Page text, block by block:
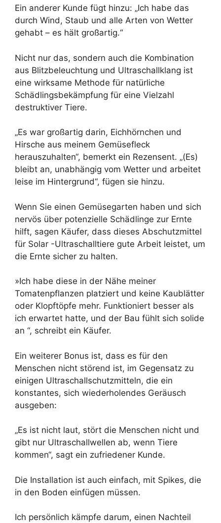
Ein anderer Kunde fügt hinzu: „Ich habe das
durch Wind, Staub und alle Arten von Wetter
gehabt – es hält großartig.“
Nicht nur das, sondern auch die Kombination
aus Blitzbeleuchtung und Ultraschallklang ist
eine wirksame Methode für natürliche
Schädlingsbekämpfung für eine Vielzahl
destruktiver Tiere.
„Es war großartig darin, Eichhörnchen und
Hirsche aus meinem Gemüsefleck
herauszuhalten“, bemerkt ein Rezensent. „(Es)
bleibt an, unabhängig vom Wetter und arbeitet
leise im Hintergrund“, fügen sie hinzu.
Wenn Sie einen Gemüsegarten haben und sich
nervös über potenzielle Schädlinge zur Ernte
hilft, sagen Käufer, dass dieses Abschutzmittel
für Solar -Ultraschalltiere gute Arbeit leistet, um
die Ernte sicher zu halten.
»Ich habe diese in der Nähe meiner
Tomatenpflanzen platziert und keine Kaublätter
oder Klopftöpfe mehr. Funktioniert besser als
ich erwartet hatte, und der Bau fühlt sich solide
an “, schreibt ein Käufer.
Ein weiterer Bonus ist, dass es für den
Menschen nicht störend ist, im Gegensatz zu
einigen Ultraschallschutzmitteln, die ein
konstantes, sich wiederholendes Geräusch
ausgeben:
„Es ist nicht laut, stört die Menschen nicht und
gibt nur Ultraschallwellen ab, wenn Tiere
kommen“, sagt ein zufriedener Kunde.
Die Installation ist auch einfach, mit Spikes, die
in den Boden einfügen müssen.
Ich persönlich kämpfe darum, einen Nachteil